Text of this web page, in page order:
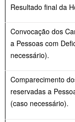
Resultado final da
Convocação dos
a Pessoas com
necessário).
Comparecimento
reservadas a
(caso necessário).